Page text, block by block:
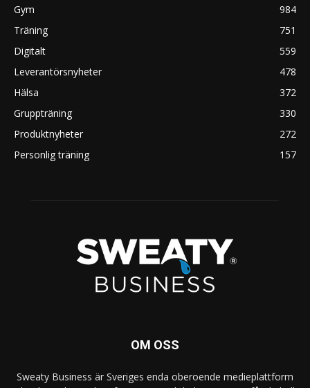
Gym
984
Träning
751
Digitalt
559
Leverantörsnyheter
478
Hälsa
372
Gruppträning
330
Produktnyheter
272
Personlig träning
157
OM OSS
Sweaty Business är Sveriges enda oberoende medieplattform